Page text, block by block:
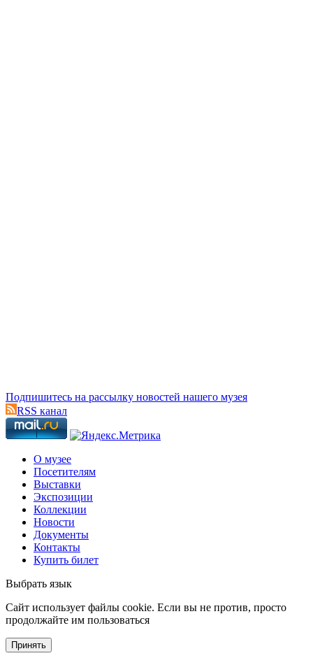
Подпишитесь на рассылку новостей нашего музея
RSS канал
О музее
Посетителям
Выставки
Экспозиции
Коллекции
Новости
Документы
Контакты
Купить билет
Выбрать язык
Cайт использует файлы cookie. Если вы не против, просто
продолжайте им пользоваться
Принять